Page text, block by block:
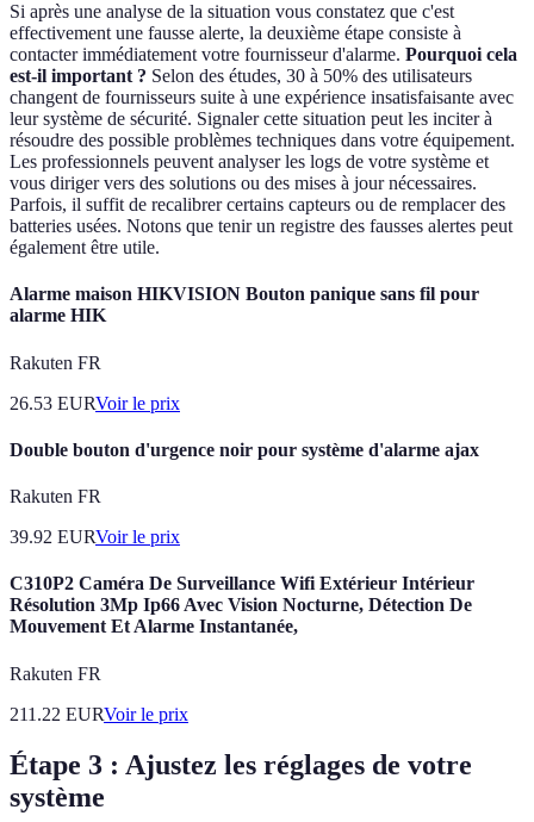
Si après une analyse de la situation vous constatez que c'est
effectivement une fausse alerte, la deuxième étape consiste à
contacter immédiatement votre fournisseur d'alarme. Pourquoi cela
est-il important ? Selon des études, 30 à 50% des utilisateurs
changent de fournisseurs suite à une expérience insatisfaisante avec
leur système de sécurité. Signaler cette situation peut les inciter à
résoudre des possible problèmes techniques dans votre équipement.
Les professionnels peuvent analyser les logs de votre système et
vous diriger vers des solutions ou des mises à jour nécessaires.
Parfois, il suffit de recalibrer certains capteurs ou de remplacer des
batteries usées. Notons que tenir un registre des fausses alertes peut
également être utile.
Alarme maison HIKVISION Bouton panique sans fil pour
alarme HIK
Rakuten FR
26.53 EURVoir le prix
Double bouton d'urgence noir pour système d'alarme ajax
Rakuten FR
39.92 EURVoir le prix
C310P2 Caméra De Surveillance Wifi Extérieur Intérieur
Résolution 3Mp Ip66 Avec Vision Nocturne, Détection De
Mouvement Et Alarme Instantanée,
Rakuten FR
211.22 EURVoir le prix
Étape 3 : Ajustez les réglages de votre
système